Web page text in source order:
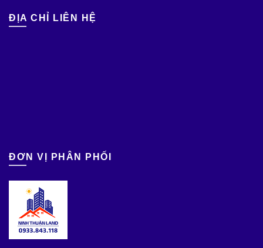
ĐỊA CHỈ LIÊN HỆ
ĐƠN VỊ PHÂN PHỐI